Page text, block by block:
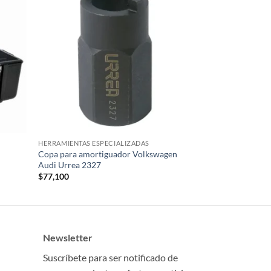
HERRAMIENTAS ESPECIALIZADAS
Copa para amortiguador Volkswagen
Audi Urrea 2327
$77,100
Newsletter
Suscríbete para ser notificado de